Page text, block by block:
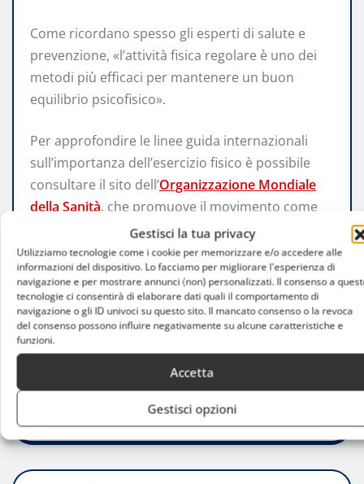
Gestisci la tua privacy
Utilizziamo tecnologie come i cookie per memorizzare e/o accedere alle
informazioni del dispositivo. Lo facciamo per migliorare l'esperienza di
navigazione e per mostrare annunci (non) personalizzati. Il consenso a
tecnologie ci consentirà di elaborare dati quali il comportamento di
navigazione o gli ID univoci su questo sito. Il mancato consenso o la revoca
del consenso possono influire negativamente su alcune caratteristiche e
funzioni.
Accetta
Gestisci opzioni
Come ricordano spesso gli esperti di salute e
prevenzione, «l’attività fisica regolare è uno dei
metodi più efficaci per mantenere un buon
equilibrio psicofisico».
Per approfondire le linee guida internazionali
sull’importanza dell’esercizio fisico è possibile
consultare il sito dell’Organizzazione Mondiale
della Sanità, che promuove il movimento come
strumento fondamentale per la salute.
attività fisica e benessere
benessere psicofisico
corsa
fitness mentale
nuoto
pilates
sport e stress